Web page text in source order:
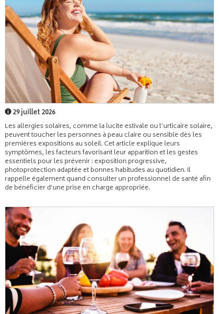
29 juillet 2026
Les allergies solaires, comme la lucite estivale ou l’urticaire solaire,
peuvent toucher les personnes à peau claire ou sensible dès les
premières expositions au soleil. Cet article explique leurs
symptômes, les facteurs favorisant leur apparition et les gestes
essentiels pour les prévenir : exposition progressive,
photoprotection adaptée et bonnes habitudes au quotidien. Il
rappelle également quand consulter un professionnel de santé afin
de bénéficier d’une prise en charge appropriée.